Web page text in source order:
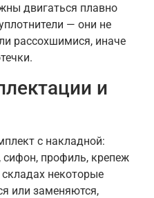
двигаться плавно
— они не
рассохшимися, иначе
и
с накладной:
профиль, крепеж
некоторые
или заменяются,